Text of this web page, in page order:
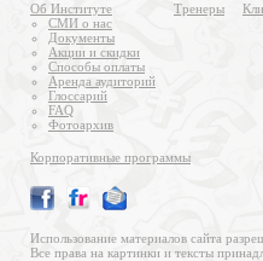
Об Институте
СМИ о нас
Документы
Акции и скидки
Способы оплаты
Аренда аудиторий
Глоссарий
FAQ
Фотоархив
Тренеры
Корпоративные программы
Использование материалов сайта
Все права на картинки и тексты